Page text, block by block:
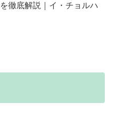
徹底解説｜イ・チョルハ